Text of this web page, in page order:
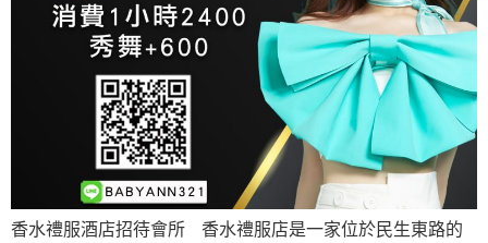
香水禮服酒店招待會所 香水禮服店是一家位於民生東路的